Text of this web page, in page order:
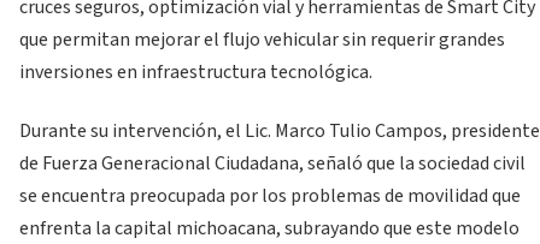
cruces seguros, optimización vial y herramientas de Smart City
que permitan mejorar el flujo vehicular sin requerir grandes
inversiones en infraestructura tecnológica.
Durante su intervención, el Lic. Marco Tulio Campos, presidente
de Fuerza Generacional Ciudadana, señaló que la sociedad civil
se encuentra preocupada por los problemas de movilidad que
enfrenta la capital michoacana, subrayando que este modelo